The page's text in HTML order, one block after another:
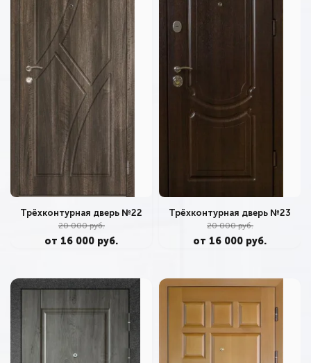
Трёхконтурная дверь №22
20 000 руб.
от 16 000 руб.
Трёхконтурная дверь №23
20 000 руб.
от 16 000 руб.